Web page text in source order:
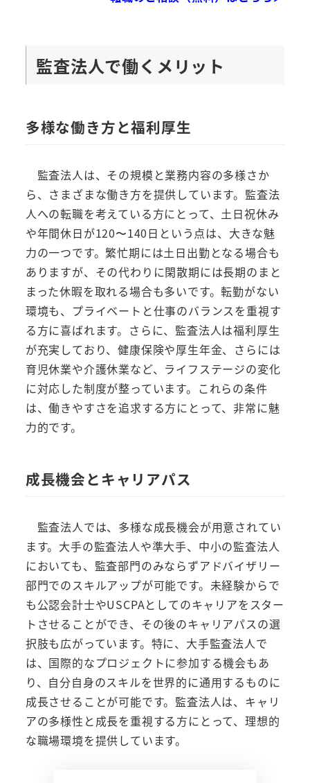
監査法人で働くメリット
多様な働き方と福利厚生
監査法人は、その規模と業務内容の多様さか
ら、さまざまな働き方を提供しています。監査法
人への転職を考えている方にとって、土日祝休み
や年間休日が120〜140日という点は、大きな魅
力の一つです。繁忙期には土日出勤となる場合も
ありますが、その代わりに閑散期には長期のまと
まった休暇を取れる場合も多いです。転勤がない
環境も、プライベートと仕事のバランスを重視す
る方に喜ばれます。さらに、監査法人は福利厚生
が充実しており、健康保険や厚生年金、さらには
育児休業や介護休業など、ライフステージの変化
に対応した制度が整っています。これらの条件
は、働きやすさを追求する方にとって、非常に魅
力的です。
成長機会とキャリアパス
監査法人では、多様な成長機会が用意されてい
ます。大手の監査法人や準大手、中小の監査法人
においても、監査部門のみならずアドバイザリー
部門でのスキルアップが可能です。未経験からで
も公認会計士やUSCPAとしてのキャリアをスター
トさせることができ、その後のキャリアパスの選
択肢も広がっています。特に、大手監査法人で
は、国際的なプロジェクトに参加する機会もあ
り、自分自身のスキルを世界的に通用するものに
成長させることが可能です。監査法人は、キャリ
アの多様性と成長を重視する方にとって、理想的
な職場環境を提供しています。